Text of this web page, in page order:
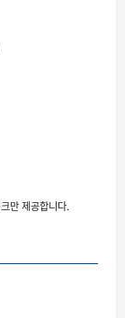
만 제공합니다.